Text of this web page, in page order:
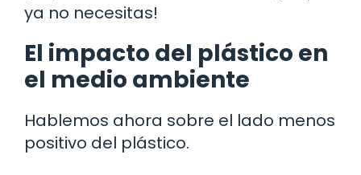
ya no necesitas!
El impacto del plástico en
el medio ambiente
Hablemos ahora sobre el lado menos
positivo del plástico.